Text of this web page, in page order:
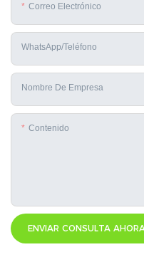
Correo Electrónico
WhatsApp/teléfono
Nombre De Empresa
Contenido
ENVIAR CONSULTA